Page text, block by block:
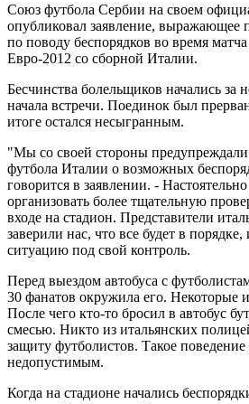
Союз футбола Сербии на своем
опубликовал заявление, выражающее
по поводу беспорядков во время
Евро-2012 со сборной Италии.
Бесчинства болельщиков начались за
начала встречи. Поединок был
итоге остался несыгранным.
"Мы со своей стороны
футбола Италии о возможных
говорится в заявлении. -
организовать более тщательную
входе на стадион. Представители
заверили нас, что все будет в
ситуацию под свой контроль.
Перед выездом автобуса с
30 фанатов окружила его. Некоторые
После чего кто-то бросил в автобус
смесью. Никто из итальянских
защиту футболистов. Такое
недопустимым.
Когда на стадионе начались